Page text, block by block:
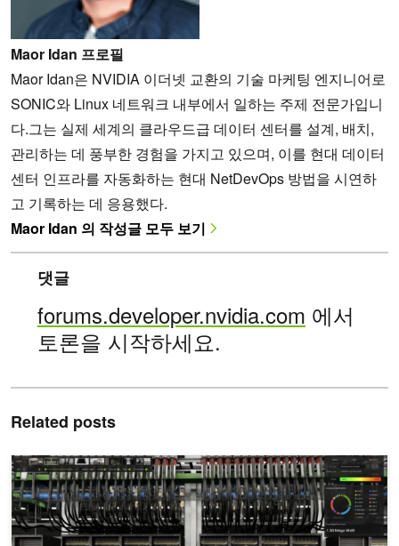
Maor Idan 프로필
Maor Idan은 NVIDIA 이더넷 교환의 기술 마케팅 엔지니어로
SONIC와 Linux 네트워크 내부에서 일하는 주제 전문가입니
다.그는 실제 세계의 클라우드급 데이터 센터를 설계, 배치,
관리하는 데 풍부한 경험을 가지고 있으며, 이를 현대 데이터
센터 인프라를 자동화하는 현대 NetDevOps 방법을 시연하
고 기록하는 데 응용했다.
Maor Idan 의 작성글 모두 보기
댓글
forums.developer.nvidia.com 에서
토론을 시작하세요.
Related posts
실시간 GPU 플릿 가시성과 최적화를 위한 NVIDIA Fleet